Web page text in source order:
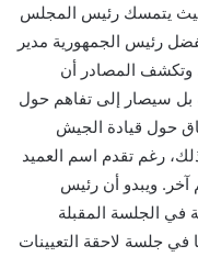
حيث يتمسك رئيس المجلس
رئيس الجمهورية مدير
وتكشف المصادر أن
بل سيصار إلى تفاهم حول
حول قيادة الجيش
رغم تقدم اسم العميد
ويبدو أن رئيس
في الجلسة المقبلة
في جلسة لاحقة التعيينات